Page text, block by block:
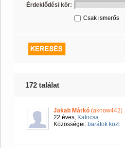
Érdeklődési kör:
Csak ismerős
172 találat
Jakab Márkó (aknow442)
22 éves, Kalocsa
Közösségei: barátok közt